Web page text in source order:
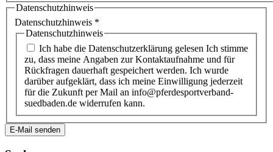
Datenschutzhinweis
Datenschutzhinweis *
Datenschutzhinweis
Ich habe die Datenschutzerklärung gelesen Ich stimme
zu, dass meine Angaben zur Kontaktaufnahme und für
Rückfragen dauerhaft gespeichert werden. Ich wurde
darüber aufgeklärt, dass ich meine Einwilligung jederzeit
für die Zukunft per Mail an info@pferdesportverband-
suedbaden.de widerrufen kann.
E-Mail senden